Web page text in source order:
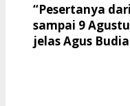
“Pesertanya
sampai 9
jelas Agus